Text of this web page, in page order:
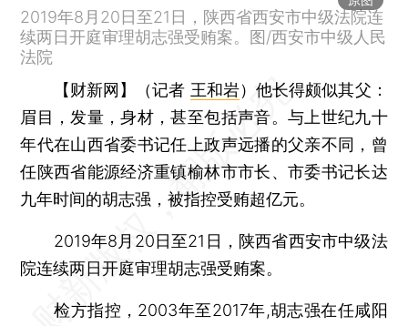
2019年8月20日至21日，陕西省西安市中级法院连
续两日开庭审理胡志强受贿案。图/西安市中级人民
法院
【财新网】（记者 王和岩） 他长得颇似其父：
眉目，发量，身材，甚至包括声音。与上世纪九十
年代在山西省委书记任上政声远播的父亲不同，曾
任陕西省能源经济重镇榆林市市长、市委书记长达
九年时间的胡志强，被指控受贿超亿元。
2019年8月20日至21日，陕西省西安市中级法
院连续两日开庭审理胡志强受贿案。
检方指控，2003年至2017年,胡志强在任咸阳